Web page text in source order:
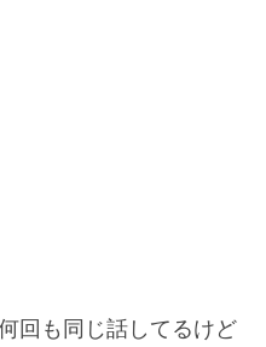
回も同じ話してるけど